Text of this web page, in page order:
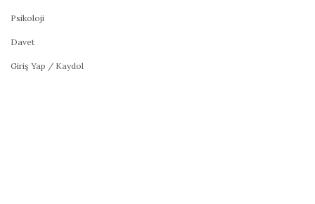
Psikoloji
Davet
Giriş Yap / Kaydol